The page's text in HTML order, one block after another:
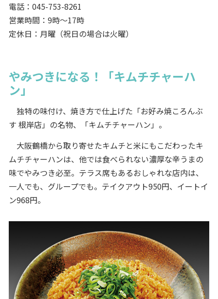
電話：045-753-8261
営業時間：9時～17時
定休日：月曜（祝日の場合は火曜）
やみつきになる！「キムチチャーハ
ン」
独特の味付け、焼き方で仕上げた「お好み焼ころんぶ
す 根岸店」の名物、「キムチチャーハン」。
大阪鶴橋から取り寄せたキムチと米にもこだわったキ
ムチチャーハンは、他では食べられない濃厚な辛うまの
味でやみつき必至。テラス席もあるおしゃれな店内は、
一人でも、グループでも。テイクアウト950円、イートイ
ン968円。